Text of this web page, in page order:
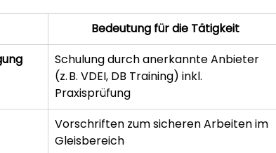
Bedeutung für die Tätigkeit
Schulung durch anerkannte Anbieter
(z. B. VDEI, DB Training) inkl.
Praxisprüfung
Vorschriften zum sicheren Arbeiten im
Gleisbereich